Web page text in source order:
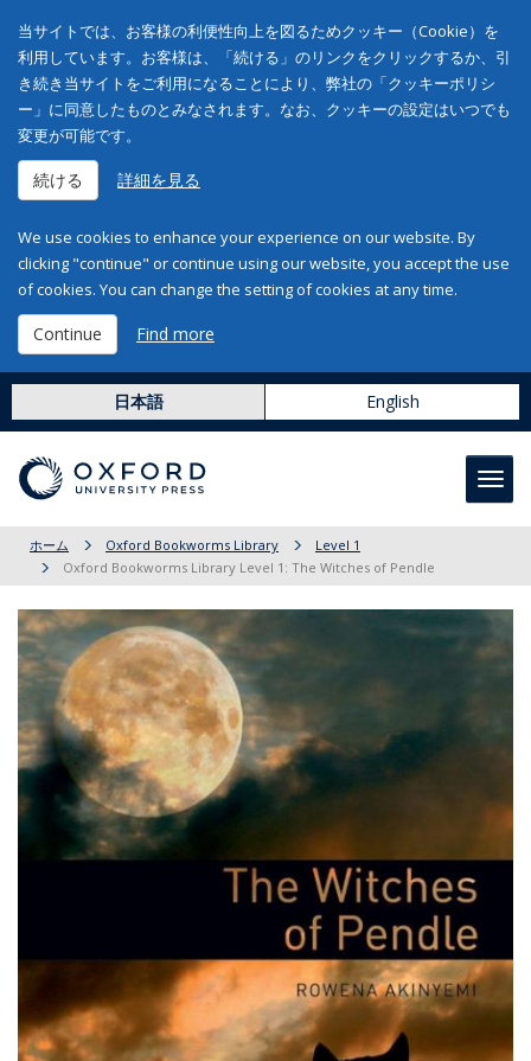
当サイトでは、お客様の利便性向上を図るためクッキー（Cookie）を
利用しています。お客様は、「続ける」のリンクをクリックするか、引
き続き当サイトをご利用になることにより、弊社の「クッキーポリシ
ー」に同意したものとみなされます。なお、クッキーの設定はいつでも
変更が可能です。
続ける 詳細を見る
We use cookies to enhance your experience on our website. By
clicking "continue" or continue using our website, you accept the use
of cookies. You can change the setting of cookies at any time.
Continue Find more
日本語 English
ホーム Oxford Bookworms Library
Level 1
Oxford Bookworms Library Level 1: The Witches of Pendle